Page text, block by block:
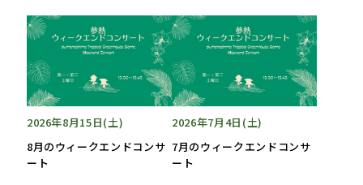
2026年8月15日(土)
8月のウィークエンドコンサ
ート
2026年7月4日(土)
7月のウィークエンドコンサ
ート